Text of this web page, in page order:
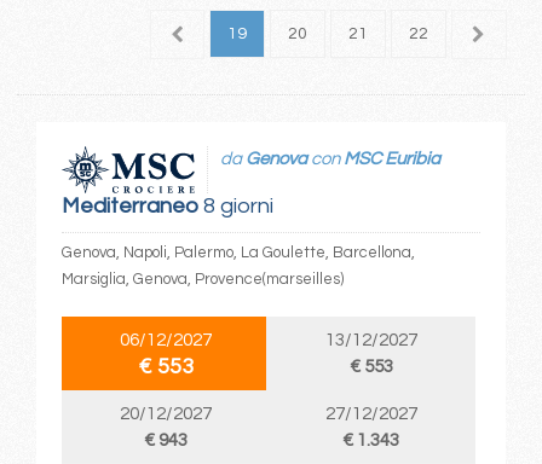
18 19 20 21 22 23
Mediterraneo8 giorni
da Genovacon MSC Euribia
Genova, Napoli, Palermo, La Goulette, Barcellona,
Marsiglia, Genova, Provence(marseilles)
06/12/2027
€ 553
13/12/2027
€ 553
20/12/2027
€ 943
27/12/2027
€ 1.343